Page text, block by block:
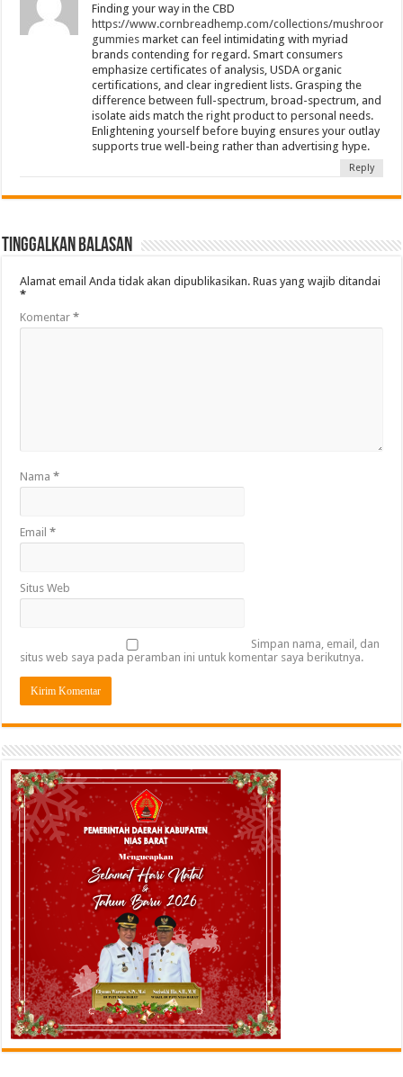
Finding your way in the CBD
https://www.cornbreadhemp.com/collections/mushroom-
gummies market can feel intimidating with myriad
brands contending for regard. Smart consumers
emphasize certificates of analysis, USDA organic
certifications, and clear ingredient lists. Grasping the
difference between full-spectrum, broad-spectrum, and
isolate aids match the right product to personal needs.
Enlightening yourself before buying ensures your outlay
supports true well-being rather than advertising hype.
Reply
Tinggalkan Balasan
Alamat email Anda tidak akan dipublikasikan. Ruas yang wajib ditandai
*
Komentar*
Nama*
Email*
Situs Web
Simpan nama, email, dan
situs web saya pada peramban ini untuk komentar saya berikutnya.